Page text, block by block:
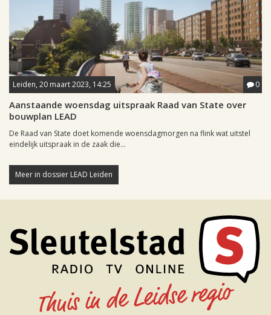
Leiden, 20 maart 2023, 14:25 0
Aanstaande woensdag uitspraak Raad van State over
bouwplan LEAD
De Raad van State doet komende woensdagmorgen na flink wat uitstel
eindelijk uitspraak in de zaak die...
Meer in dossier LEAD Leiden